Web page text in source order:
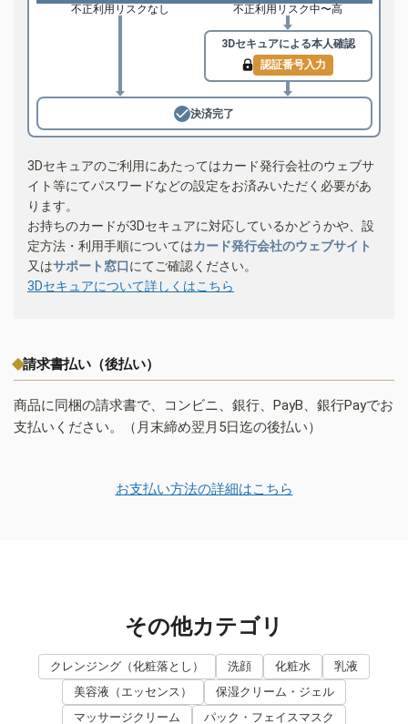
不正利用リスクなし 不正利用リスク中〜高
3Dセキュアによる本人確認
認証番号入力
決済完了
3Dセキュアのご利用にあたってはカード発行会社のウェブサ
イト等にてパスワードなどの設定をお済みいただく必要があ
ります。
お持ちのカードが3Dセキュアに対応しているかどうかや、設
定方法・利用手順についてはカード発行会社のウェブサイト
又はサポート窓口にてご確認ください。
3Dセキュアについて詳しくはこちら
請求書払い（後払い）
商品に同梱の請求書で、コンビニ、銀行、PayB、銀行Payでお
支払いください。（月末締め翌月5日迄の後払い）
お支払い方法の詳細はこちら
その他カテゴリ
クレンジング（化粧落とし） 洗顔 化粧水
乳液
美容液（エッセンス）
保湿クリーム・ジェル
マッサージクリーム
パック・フェイスマスク